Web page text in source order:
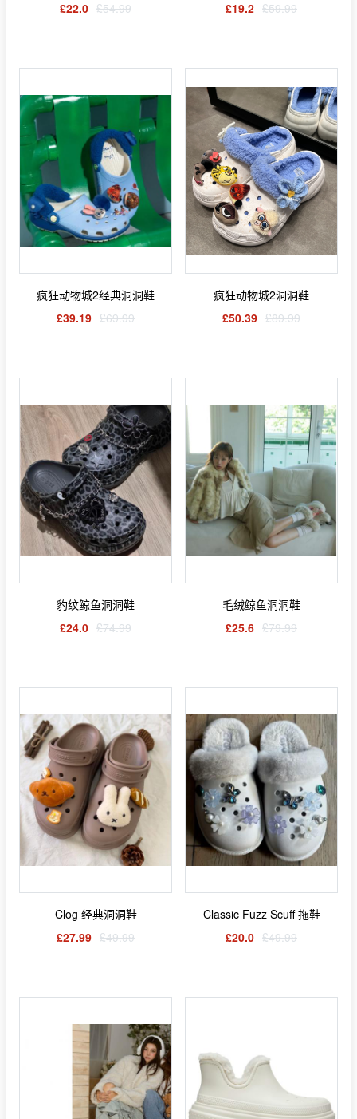
£22.0 £54.99
£19.2 £59.99
疯狂动物城2经典洞洞鞋
£39.19 £69.99
疯狂动物城2洞洞鞋
£50.39 £89.99
豹纹鲸鱼洞洞鞋
£24.0 £74.99
毛绒鲸鱼洞洞鞋
£25.6 £79.99
Clog 经典洞洞鞋
£27.99 £49.99
Classic Fuzz Scuff 拖鞋
£20.0 £49.99